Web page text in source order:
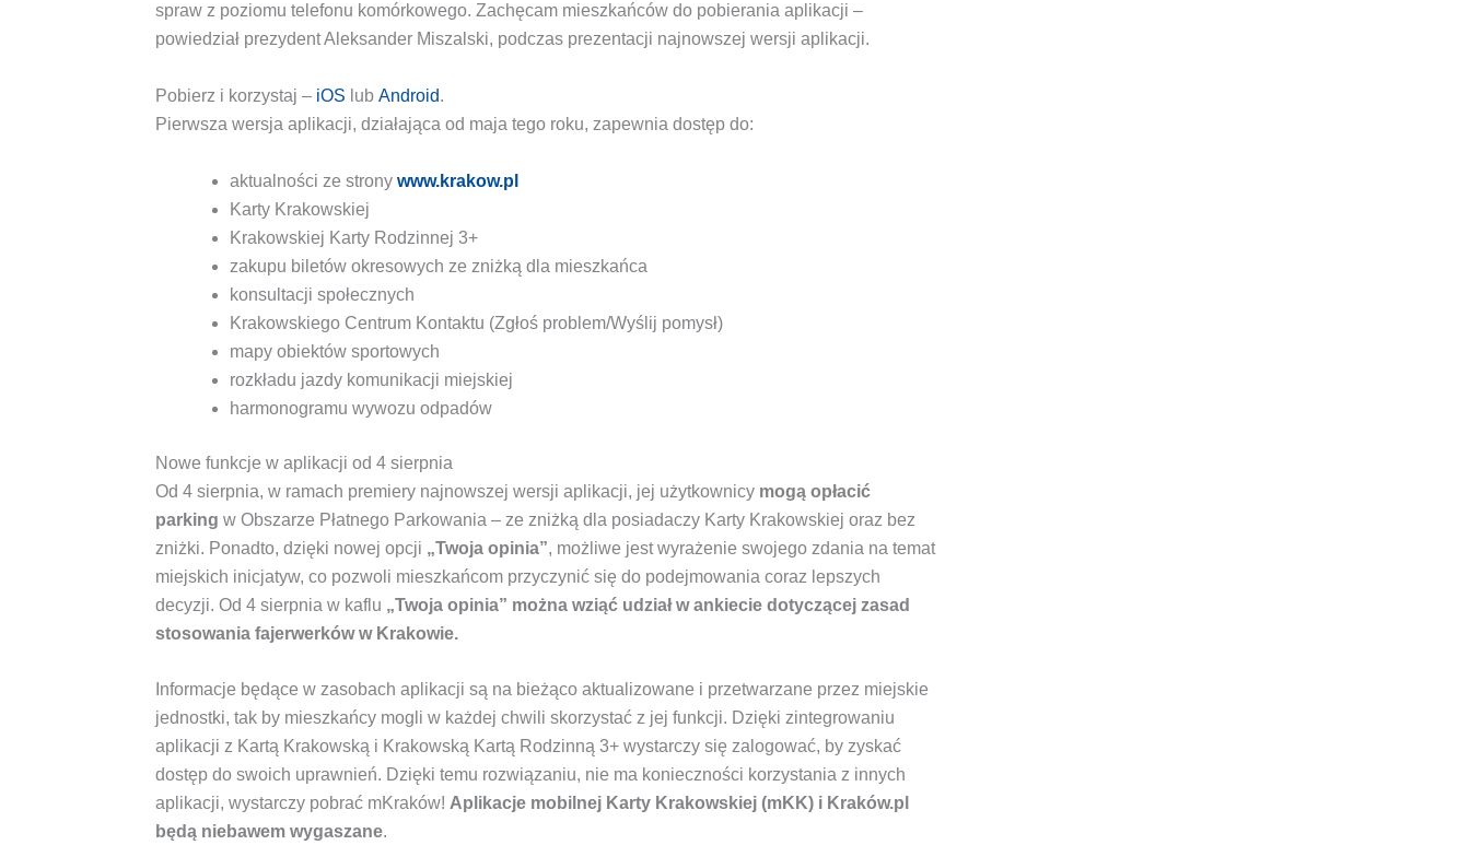
spraw z poziomu telefonu komórkowego. Zachęcam mieszkańców do pobierania aplikacji –
powiedział prezydent Aleksander Miszalski, podczas prezentacji najnowszej wersji aplikacji.
Pobierz i korzystaj – iOS lub Android.
Pierwsza wersja aplikacji, działająca od maja tego roku, zapewnia dostęp do:
aktualności ze strony www.krakow.pl
Karty Krakowskiej
Krakowskiej Karty Rodzinnej 3+
zakupu biletów okresowych ze zniżką dla mieszkańca
konsultacji społecznych
Krakowskiego Centrum Kontaktu (Zgłoś problem/Wyślij pomysł)
mapy obiektów sportowych
rozkładu jazdy komunikacji miejskiej
harmonogramu wywozu odpadów
Nowe funkcje w aplikacji od 4 sierpnia
Od 4 sierpnia, w ramach premiery najnowszej wersji aplikacji, jej użytkownicy mogą opłacić
parking w Obszarze Płatnego Parkowania – ze zniżką dla posiadaczy Karty Krakowskiej oraz bez
zniżki. Ponadto, dzięki nowej opcji „Twoja opinia”, możliwe jest wyrażenie swojego zdania na temat
miejskich inicjatyw, co pozwoli mieszkańcom przyczynić się do podejmowania coraz lepszych
decyzji. Od 4 sierpnia w kaflu „Twoja opinia” można wziąć udział w ankiecie dotyczącej zasad
stosowania fajerwerków w Krakowie.
Informacje będące w zasobach aplikacji są na bieżąco aktualizowane i przetwarzane przez miejskie
jednostki, tak by mieszkańcy mogli w każdej chwili skorzystać z jej funkcji. Dzięki zintegrowaniu
aplikacji z Kartą Krakowską i Krakowską Kartą Rodzinną 3+ wystarczy się zalogować, by zyskać
dostęp do swoich uprawnień. Dzięki temu rozwiązaniu, nie ma konieczności korzystania z innych
aplikacji, wystarczy pobrać mKraków! Aplikacje mobilnej Karty Krakowskiej (mKK) i Kraków.pl
będą niebawem wygaszane.